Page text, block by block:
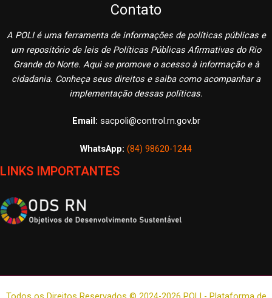
Contato
A POLI é uma ferramenta de informações de políticas públicas e
um repositório de leis de Políticas Públicas Afirmativas do Rio
Grande do Norte. Aqui se promove o acesso à informação e à
cidadania. Conheça seus direitos e saiba como acompanhar a
implementação dessas políticas.
Email: sacpoli@control.rn.gov.br
WhatsApp: (84) 98620-1244
LINKS IMPORTANTES